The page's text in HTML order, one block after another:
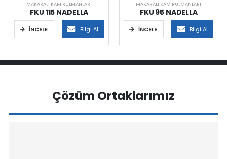
MAKARALI KAM RULMANLARI
FKU 115 NADELLA
İNCELE Bilgi Al
MAKARALI KAM RULMANLARI
FKU 95 NADELLA
İNCELE Bilgi Al
Çözüm Ortaklarımız